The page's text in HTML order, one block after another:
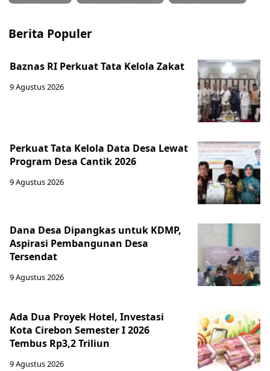
Berita Populer
Baznas RI Perkuat Tata Kelola Zakat
9 Agustus 2026
Perkuat Tata Kelola Data Desa Lewat
Program Desa Cantik 2026
9 Agustus 2026
Dana Desa Dipangkas untuk KDMP,
Aspirasi Pembangunan Desa
Tersendat
9 Agustus 2026
Ada Dua Proyek Hotel, Investasi
Kota Cirebon Semester I 2026
Tembus Rp3,2 Triliun
9 Agustus 2026